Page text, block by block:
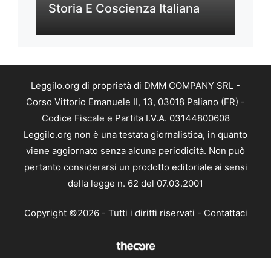
Storia E Coscienza Italiana
Leggilo.org di proprietà di DMM COMPANY SRL -
Corso Vittorio Emanuele II, 13, 03018 Paliano (FR) -
Codice Fiscale e Partita I.V.A. 03144800608
Leggilo.org non è una testata giornalistica, in quanto
viene aggiornato senza alcuna periodicità. Non può
pertanto considerarsi un prodotto editoriale ai sensi
della legge n. 62 del 07.03.2001
Copyright ©2026 - Tutti i diritti riservati - Contattaci